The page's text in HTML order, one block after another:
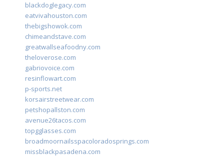
blackdoglegacy.com
eatvivahouston.com
thebigshowok.com
chimeandstave.com
greatwallseafoodny.com
theloverose.com
gabriovoice.com
resinflowart.com
p-sports.net
korsairstreetwear.com
petshopallston.com
avenue26tacos.com
topgglasses.com
broadmoornailsspacoloradosprings.com
missblackpasadena.com